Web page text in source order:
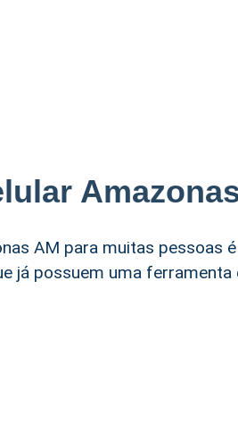
AM para muitas pessoas
já possuem uma ferramenta